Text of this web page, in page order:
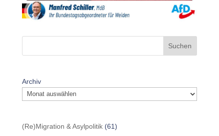
Suchen
Archiv
(Re)Migration & Asylpolitik(61)